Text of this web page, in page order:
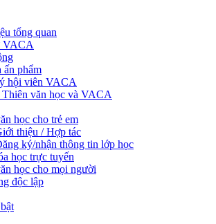
tổng quan
VACA
ấn phẩm
hội viên VACA
Thiên văn học và VACA
học cho trẻ em
thiệu / Hợp tác
ký/nhận thông tin lớp học
học trực tuyến
học cho mọi người
độc lập